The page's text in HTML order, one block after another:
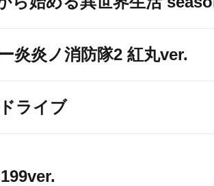
炎炎ノ消防隊2 紅丸ver.
ライブ